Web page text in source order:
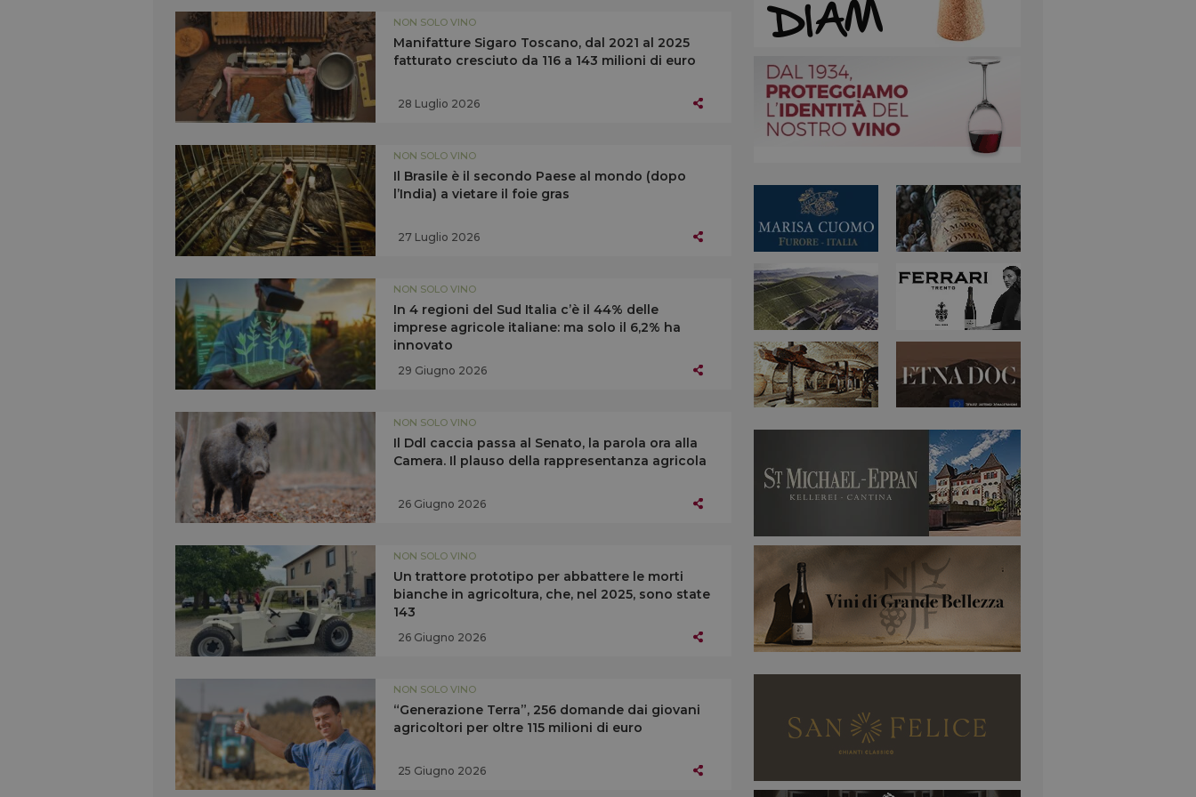
NON SOLO VINO
Manifatture Sigaro Toscano, dal 2021 al 2025
fatturato cresciuto da 116 a 143 milioni di euro
28 Luglio 2026
NON SOLO VINO
Il Brasile è il secondo Paese al mondo (dopo
l’India) a vietare il foie gras
27 Luglio 2026
NON SOLO VINO
In 4 regioni del Sud Italia c’è il 44% delle
imprese agricole italiane: ma solo il 6,2% ha
innovato
29 Giugno 2026
NON SOLO VINO
Il Ddl caccia passa al Senato, la parola ora alla
Camera. Il plauso della rappresentanza agricola
26 Giugno 2026
NON SOLO VINO
Un trattore prototipo per abbattere le morti
bianche in agricoltura, che, nel 2025, sono state
143
26 Giugno 2026
NON SOLO VINO
“Generazione Terra”, 256 domande dai giovani
agricoltori per oltre 115 milioni di euro
25 Giugno 2026